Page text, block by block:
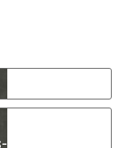
Classe A